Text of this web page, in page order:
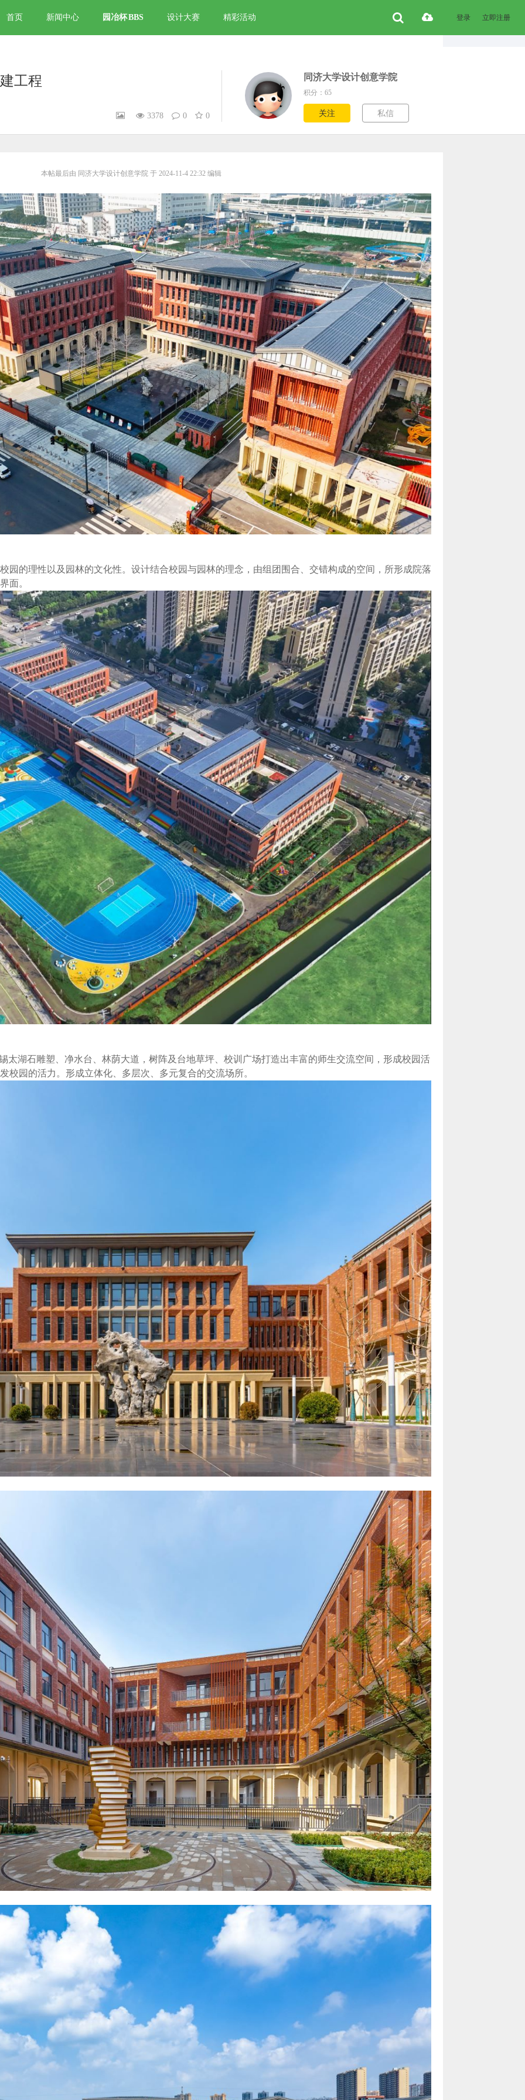
首页 新闻中心 园冶杯BBS 设计大赛 精彩活动 立即注册
登录
工程
3378 0 0
同济大学设计创意学院
积分：65
关注 私信
本帖最后由 同济大学设计创意学院 于 2024-11-4 22:32 编辑
园的理性以及园林的文化性。设计结合校园与园林的理念，由组团围合、交错构成的空间，所形成院落
面。
太湖石雕塑、净水台、林荫大道，树阵及台地草坪、校训广场打造出丰富的师生交流空间，形成校园活
校园的活力。形成立体化、多层次、多元复合的交流场所。